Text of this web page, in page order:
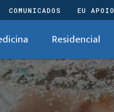
COMUNICADOS EU APOIO
Residencial